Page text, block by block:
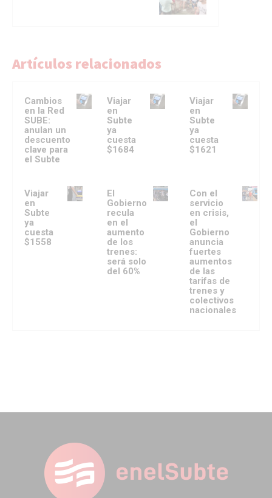
Artículos relacionados
Cambios
en la Red
SUBE:
anulan un
descuento
clave para
el Subte
Viajar
en
Subte
ya
cuesta
$1684
Viajar
en
Subte
ya
cuesta
$1621
Viajar
en
Subte
ya
cuesta
$1558
El
Gobierno
recula
en el
aumento
de los
trenes:
será solo
del 60%
Con el
servicio
en crisis,
el
Gobierno
anuncia
fuertes
aumentos
de las
tarifas de
trenes y
colectivos
nacionales